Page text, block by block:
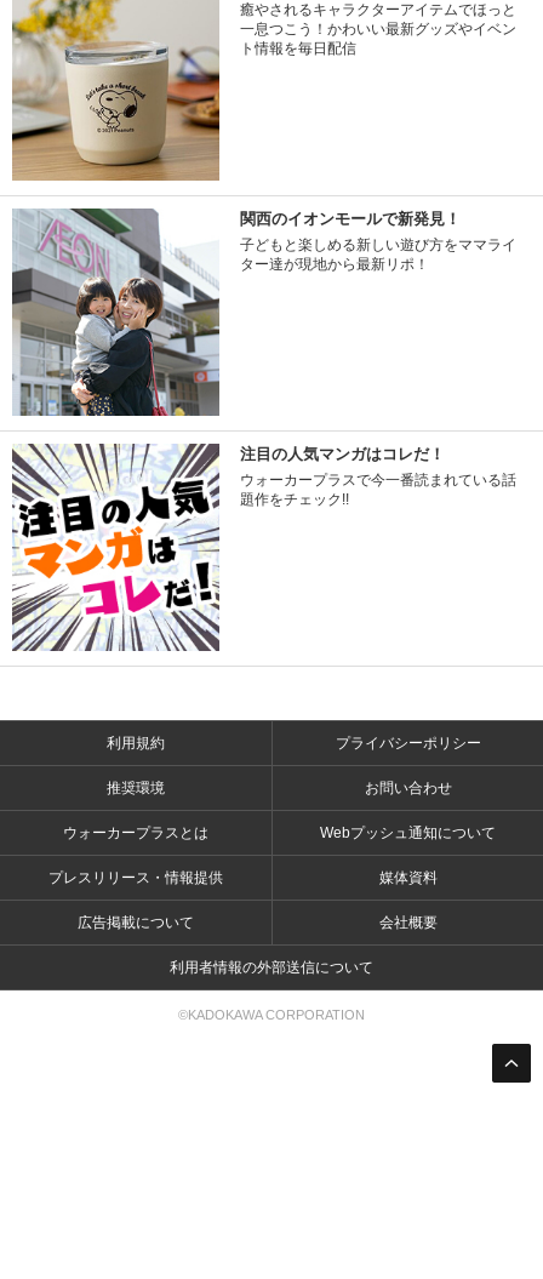
癒やされるキャラクターアイテムでほっと
一息つこう！かわいい最新グッズやイベン
ト情報を毎日配信
関西のイオンモールで新発見！
子どもと楽しめる新しい遊び方をママライ
ター達が現地から最新リポ！
注目の人気マンガはコレだ！
ウォーカープラスで今一番読まれている話
題作をチェック!!
利用規約 プライバシーポリシー
推奨環境 お問い合わせ
ウォーカープラスとは Webプッシュ通知について
プレスリリース・情報提供 媒体資料
広告掲載について 会社概要
利用者情報の外部送信について
©KADOKAWA CORPORATION